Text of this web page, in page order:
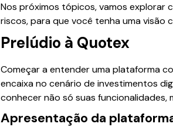
Nos próximos tópicos, vamos explorar
riscos, para que você tenha uma visão
Prelúdio à Quotex
Começar a entender uma plataforma
encaixa no cenário de investimentos
conhecer não só suas
Apresentação da